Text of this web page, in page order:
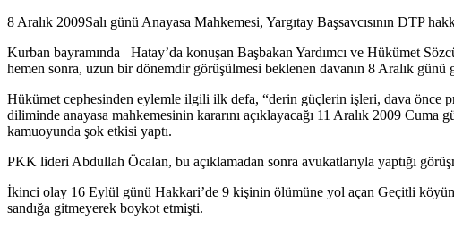
8 Aralık 2009Salı günü Anayasa Mahkemesi, Yargıtay Başsavcısının DTP
Kurban bayramında Hatay’da konuşan Başbakan Yardımcı ve Hükümet
hemen sonra, uzun bir dönemdir görüşülmesi beklenen davanın 8 Aralık günü
Hükümet cephesinden eylemle ilgili ilk defa, “derin güçlerin işleri, dava önce
diliminde anayasa mahkemesinin kararını açıklayacağı 11 Aralık 2009
kamuoyunda şok etkisi yaptı.
PKK lideri Abdullah Öcalan, bu açıklamadan sonra avukatlarıyla yaptığı
İkinci olay 16 Eylül günü Hakkari’de 9 kişinin ölümüne yol açan Geçitli
sandığa gitmeyerek boykot etmişti.